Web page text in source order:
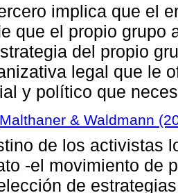
implica que el
que el propio grupo
del propio
legal que le
y político que
Malthaner & Waldmann
de los activistas
-el movimiento de
de